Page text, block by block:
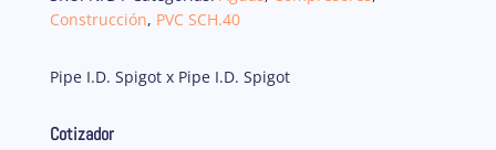
Construcción, PVC SCH.40
Pipe I.D. Spigot x Pipe I.D. Spigot
Cotizador